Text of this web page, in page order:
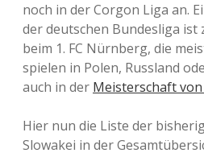
noch in der Corgon Liga an.
der deutschen Bundesliga
beim 1. FC Nürnberg, die
spielen in Polen, Russland
auch in der Meisterschaft
Hier nun die Liste der
Slowakei in der